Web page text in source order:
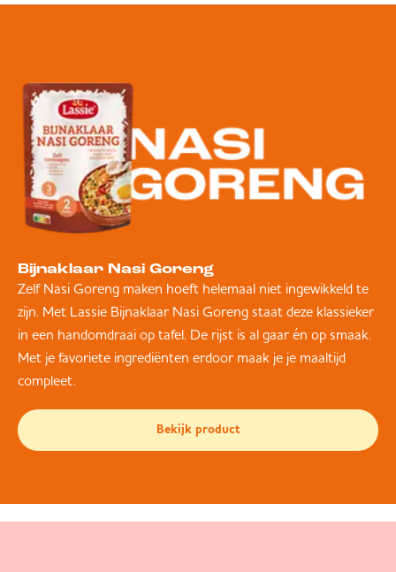
Bijnaklaar Nasi Goreng
Zelf Nasi Goreng maken hoeft helemaal niet ingewikkeld te
zijn. Met Lassie Bijnaklaar Nasi Goreng staat deze klassieker
in een handomdraai op tafel. De rijst is al gaar én op smaak.
Met je favoriete ingrediënten erdoor maak je je maaltijd
compleet.
Bekijk product